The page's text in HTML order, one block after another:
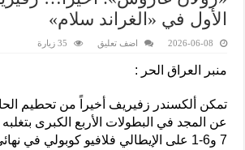
الأول في «الغراند سلام»
2026-06-08 اضف تعليق 35 زيارة
منبر العراق الحر :
تمكن ألكسندر زفيريف أخيراً من تحطيم
7 و6-1 على الإيطالي فلافيو كوبولي في